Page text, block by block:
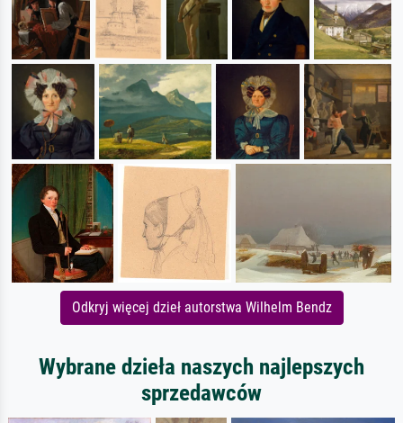
Odkryj więcej dzieł autorstwa Wilhelm Bendz
Wybrane dzieła naszych najlepszych
sprzedawców